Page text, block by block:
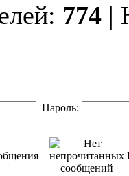
774 |
Пароль: